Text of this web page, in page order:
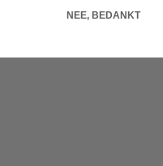
NEE, BEDANKT